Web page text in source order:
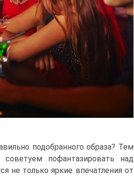
подобранного образа? Тем
пофантазировать над
не только яркие впечатления от